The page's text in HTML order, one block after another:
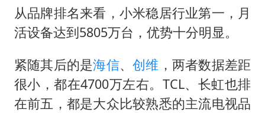
台当局重金为“台独”织“皇帝新衣”
乐享全民健身 共筑健康中国
从品牌排名来看，小米稳居行业第一，月
活设备达到5805万台，优势十分明显。
紧随其后的是海信、创维 ，两者数据差距
很小，都在4700万左右。TCL、长虹也排
在前五，都是大众比较熟悉的主流电视品